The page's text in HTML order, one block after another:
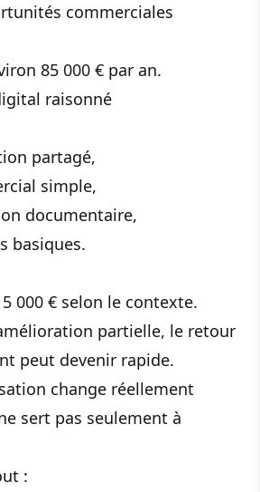
commerciales
85 000 € par an.
raisonné
partagé,
simple,
documentaire,
basiques.
000 € selon le contexte.
partielle, le retour
peut devenir rapide.
change réellement
sert pas seulement à
: